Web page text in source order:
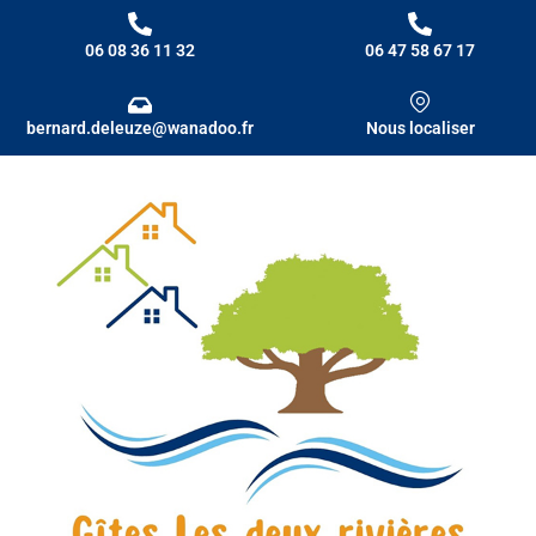
06 08 36 11 32 06 47 58 67 17
bernard.deleuze@wanadoo.fr Nous localiser